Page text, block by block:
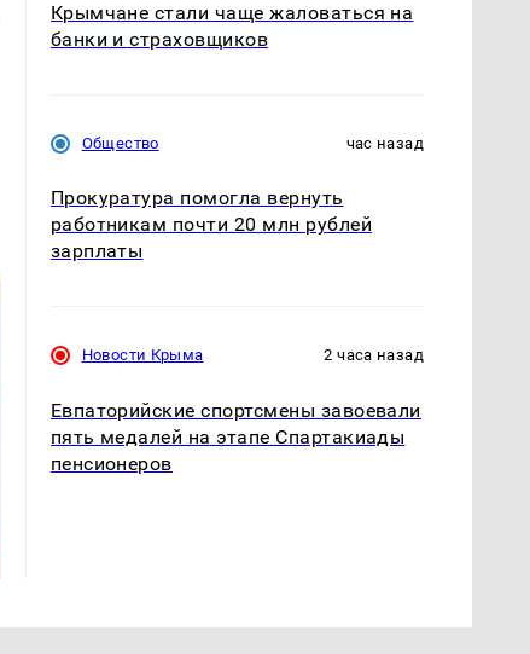
Крымчане стали чаще жаловаться на
банки и страховщиков
Общество час назад
Прокуратура помогла вернуть
работникам почти 20 млн рублей
зарплаты
Новости Крыма 2 часа назад
Евпаторийские спортсмены завоевали
пять медалей на этапе Спартакиады
пенсионеров